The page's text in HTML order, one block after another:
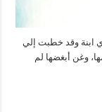
ابنة وقد خطبت إلي
وغن أبغضها لم